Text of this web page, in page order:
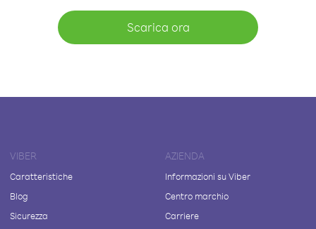
Scarica ora
VIBER
Caratteristiche
Blog
Sicurezza
AZIENDA
Informazioni su Viber
Centro marchio
Carriere